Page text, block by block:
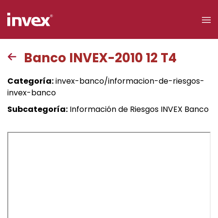
Acceso a
clientes
Buscar
Banco INVEX-2010 12 T4
Categoría:invex-banco/informacion-de-riesgos-
invex-banco
Subcategoría: Información de Riesgos INVEX Banco